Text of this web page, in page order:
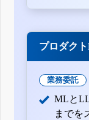
プロダク
業務委託
MLと
までを